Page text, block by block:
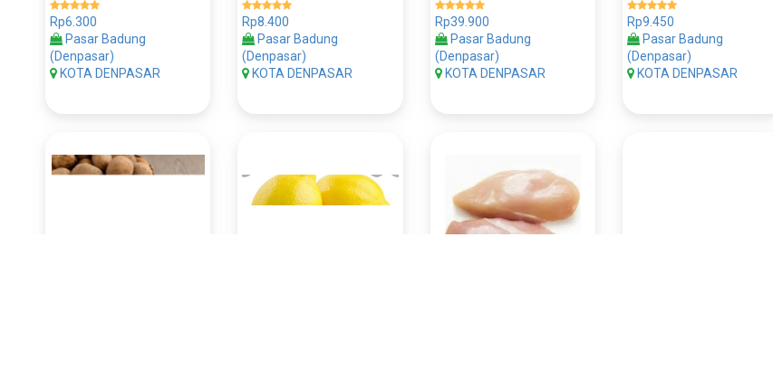
Rp6.300
Pasar Badung
(Denpasar)
KOTA DENPASAR
Rp8.400
Pasar Badung
(Denpasar)
KOTA DENPASAR
Rp39.900
Pasar Badung
(Denpasar)
KOTA DENPASAR
Rp9.450
Pasar Badung
(Denpasar)
KOTA DENPASAR